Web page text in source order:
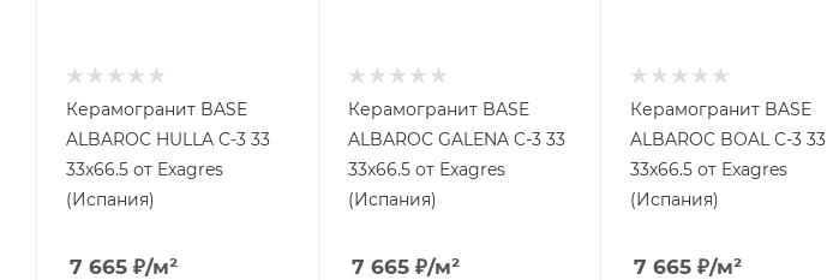
Керамогранит BASE
ALBAROC HULLA C-3 33
33x66.5 от Exagres
(Испания)
7 665 ₽/м²
Керамогранит BASE
ALBAROC GALENA C-3 33
33x66.5 от Exagres
(Испания)
7 665₽/м²
Керамогранит BASE
ALBAROC BOAL C-3 33
33x66.5 от Exagres
(Испания)
7 665₽/м²